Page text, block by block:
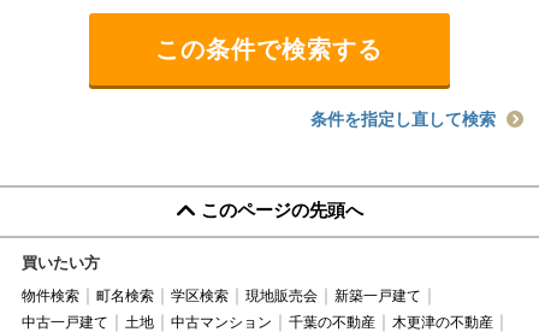
条件を指定し直して検索
このページの先頭へ
買いたい方
物件検索 町名検索 学区検索 現地販売会
新築一戸建て
中古一戸建て
土地 中古マンション 千葉の不動産
木更津の不動産